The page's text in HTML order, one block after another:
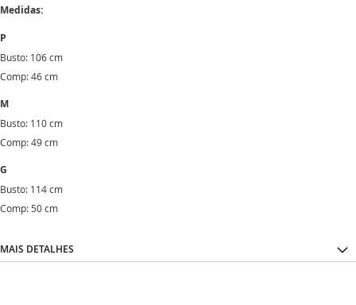
Medidas:
P
Busto: 106 cm
Comp: 46 cm
M
Busto: 110 cm
Comp: 49 cm
G
Busto: 114 cm
Comp: 50 cm
MAIS DETALHES